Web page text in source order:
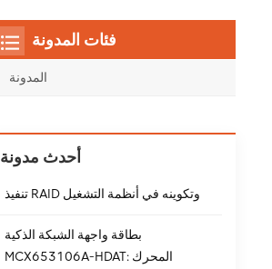
فئات المدونة
المدونة
أحدث مدونة
تنفيذ RAID وتكوينه في أنظمة التشغيل
بطاقة واجهة الشبكة الذكية
MCX653106A-HDAT: المحرك